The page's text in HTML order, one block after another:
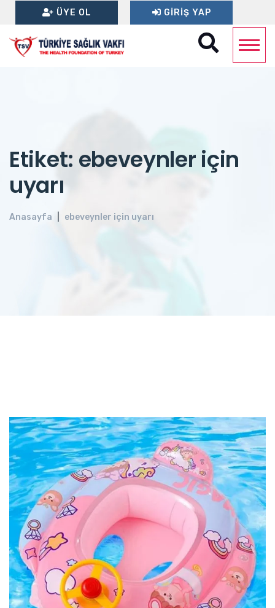
ÜYE OL GIRIŞ YAP
Etiket: ebeveynler için
uyarı
Anasayfa ebeveynler için uyarı